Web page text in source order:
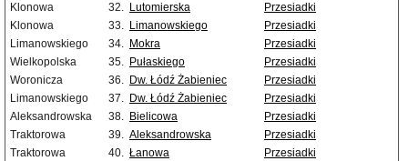
Klonowa
32. Lutomierska
Przesiadki
Klonowa
33. Limanowskiego
Przesiadki
Limanowskiego
34. Mokra
Przesiadki
Wielkopolska
35. Pułaskiego
Przesiadki
Woronicza
36. Dw. Łódź Żabieniec
Przesiadki
Limanowskiego
37. Dw. Łódź Żabieniec
Przesiadki
Aleksandrowska
38. Bielicowa
Przesiadki
Traktorowa
39. Aleksandrowska
Przesiadki
Traktorowa
40. Łanowa
Przesiadki